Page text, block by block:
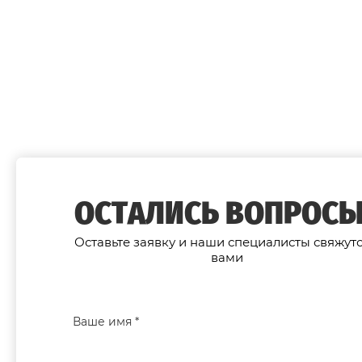
ОСТАЛИСЬ
Оставьте заявку и наши специалисты
вами